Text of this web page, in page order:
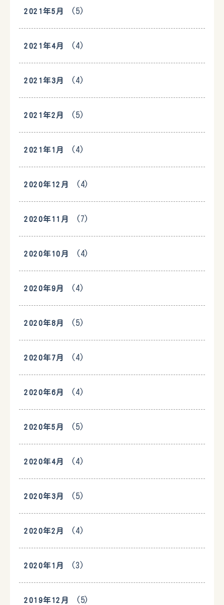
2021年5月 (5)
2021年4月 (4)
2021年3月 (4)
2021年2月 (5)
2021年1月 (4)
2020年12月 (4)
2020年11月 (7)
2020年10月 (4)
2020年9月 (4)
2020年8月 (5)
2020年7月 (4)
2020年6月 (4)
2020年5月 (5)
2020年4月 (4)
2020年3月 (5)
2020年2月 (4)
2020年1月 (3)
2019年12月 (5)